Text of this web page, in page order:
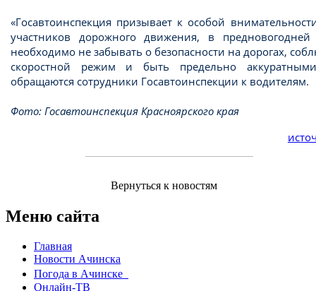
«Госавтоинспекция призывает к особой
участников дорожного движения, в предновогодней
необходимо не забывать о безопасности на дорогах,
скоростной режим и быть предельно
обращаются сотрудники Госавтоинспекции к водителям.
Фото: Госавтоинспекция Красноярского края
Вернуться к новостям
Меню сайта
Главная
Новости Ачинска
Погода в Ачинске
Онлайн-ТВ